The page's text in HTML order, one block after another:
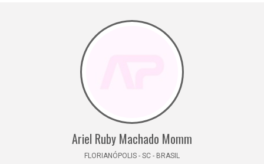
Ariel Ruby Machado Momm
FLORIANÓPOLIS - SC - BRASIL